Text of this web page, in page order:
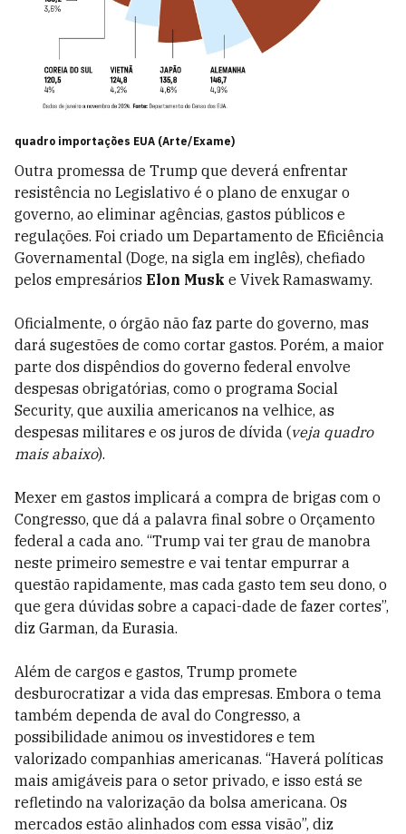
quadro importações EUA (Arte/Exame)
Outra promessa de Trump que deverá enfrentar
resistência no Legislativo é o plano de enxugar o
governo, ao eliminar agências, gastos públicos e
regulações. Foi criado um Departamento de Eficiência
Governamental (Doge, na sigla em inglês), chefiado
pelos empresários Elon Musk e Vivek Ramaswamy.
Oficialmente, o órgão não faz parte do governo, mas
dará sugestões de como cortar gastos. Porém, a maior
parte dos dispêndios do governo federal envolve
despesas obrigatórias, como o programa Social
Security, que auxilia americanos na velhice, as
despesas militares e os juros de dívida (veja quadro
mais abaixo).
Mexer em gastos implicará a compra de brigas com o
Congresso, que dá a palavra final sobre o Orçamento
federal a cada ano. “Trump vai ter grau de manobra
neste primeiro semestre e vai tentar empurrar a
questão rapidamente, mas cada gasto tem seu dono, o
que gera dúvidas sobre a capaci-dade de fazer cortes”,
diz Garman, da Eurasia.
Além de cargos e gastos, Trump promete
desburocratizar a vida das empresas. Embora o tema
também dependa de aval do Congresso, a
possibilidade animou os investidores e tem
valorizado companhias americanas. “Haverá políticas
mais amigáveis para o setor privado, e isso está se
refletindo na valorização da bolsa americana. Os
mercados estão alinhados com essa visão”, diz